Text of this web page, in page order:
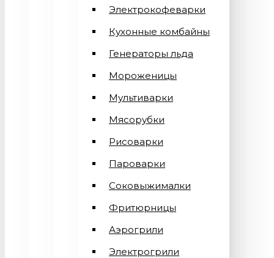
Электрокофеварки
Кухонные комбайны
Генераторы льда
Мороженицы
Мультиварки
Мясорубки
Рисоварки
Пароварки
Соковыжималки
Фритюрницы
Аэрогрили
Электрогрили